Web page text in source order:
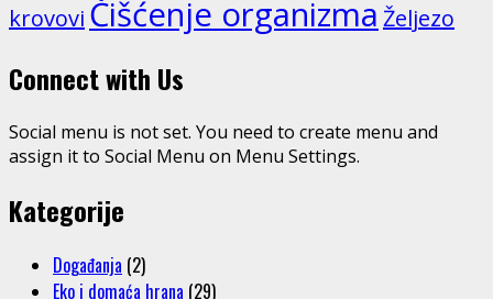
krovovi Čišćenje organizma Željezo
Connect with Us
Social menu is not set. You need to create menu and
assign it to Social Menu on Menu Settings.
Kategorije
Događanja (2)
Eko i domaća hrana (29)